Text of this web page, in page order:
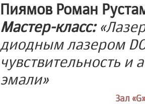
Пиямов Роман
Мастер-класс:
диодным лазером
чувствительность и
эмали»
Зал